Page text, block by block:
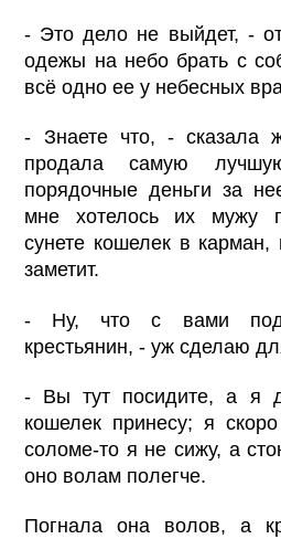
- Это дело не выйдет, -
одежы на небо брать с
всё одно ее у небесных
- Знаете что, - сказала
продала самую
порядочные деньги за
мне хотелось их мужу
сунете кошелек в карман,
заметит.
- Ну, что с вами
крестьянин, - уж сделаю
- Вы тут посидите, а я
кошелек принесу; я
соломе-то я не сижу, а
оно волам полегче.
Погнала она волов, а